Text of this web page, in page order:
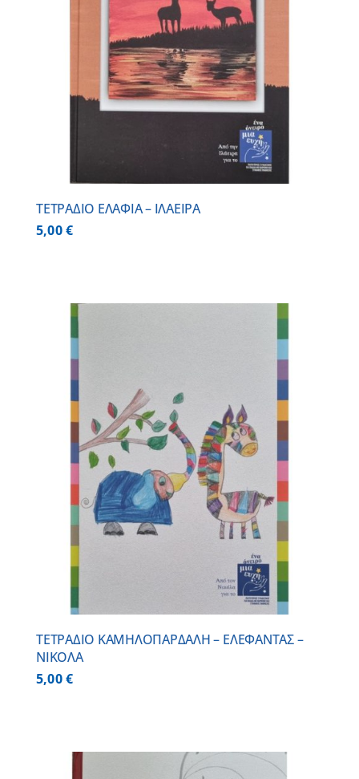
ΤΕΤΡΑΔΙΟ ΕΛΑΦΙΑ – ΙΛΑΕΙΡΑ
5,00€
ΤΕΤΡΑΔΙΟ ΚΑΜΗΛΟΠΑΡΔΑΛΗ – ΕΛΕΦΑΝΤΑΣ –
ΝΙΚΟΛΑ
5,00€